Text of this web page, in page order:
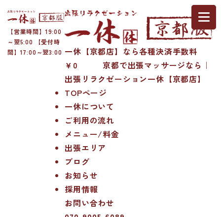
【営業時間】19:00
～翌5:00 【受付時
間】17:00～翌3:00 一休【京都店】なら各種決済手数料
￥0 京都で出張マッサージなら｜
出張リラクゼーション一休【京都店】
TOPページ
一休について
ご利用の流れ
メニュー/料金
出張エリア
ブログ
お知らせ
採用情報
お問い合わせ